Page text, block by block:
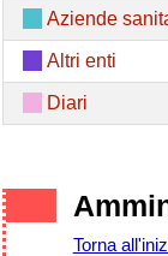
Aziende
Altri enti
Diari
Torna